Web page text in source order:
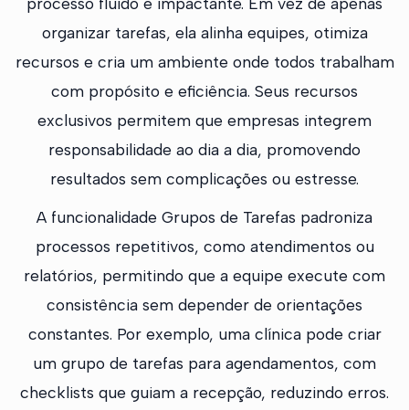
organizar tarefas, ela alinha equipes, otimiza
recursos e cria um ambiente onde todos trabalham
com propósito e eficiência. Seus recursos
exclusivos permitem que empresas integrem
responsabilidade ao dia a dia, promovendo
resultados sem complicações ou estresse.
A funcionalidade Grupos de Tarefas padroniza
processos repetitivos, como atendimentos ou
relatórios, permitindo que a equipe execute com
consistência sem depender de orientações
constantes. Por exemplo, uma clínica pode criar
um grupo de tarefas para agendamentos, com
checklists que guiam a recepção, reduzindo erros.